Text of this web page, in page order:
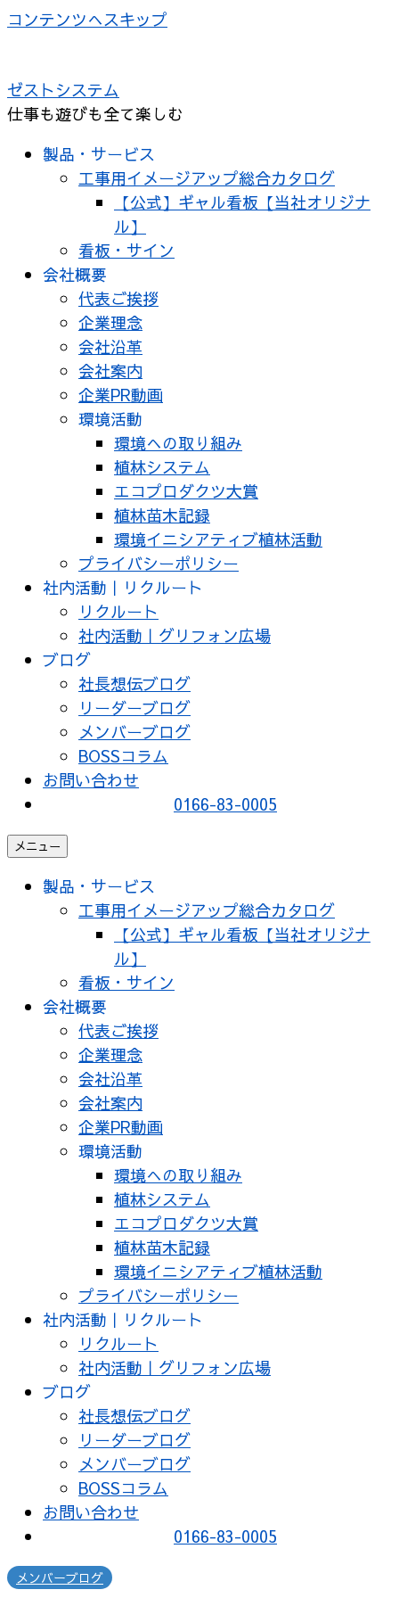
コンテンツへスキップ
ゼストシステム
仕事も遊びも全て楽しむ
製品・サービス
工事用イメージアップ総合カタログ
【公式】ギャル看板【当社オリジナ
ル】
看板・サイン
会社概要
代表ご挨拶
企業理念
会社沿革
会社案内
企業PR動画
環境活動
環境への取り組み
植林システム
エコプロダクツ大賞
植林苗木記録
環境イニシアティブ植林活動
プライバシーポリシー
社内活動｜リクルート
リクルート
社内活動｜グリフォン広場
ブログ
社長想伝ブログ
リーダーブログ
メンバーブログ
BOSSコラム
お問い合わせ
0166-83-0005
メニュー
製品・サービス
工事用イメージアップ総合カタログ
【公式】ギャル看板【当社オリジナ
ル】
看板・サイン
会社概要
代表ご挨拶
企業理念
会社沿革
会社案内
企業PR動画
環境活動
環境への取り組み
植林システム
エコプロダクツ大賞
植林苗木記録
環境イニシアティブ植林活動
プライバシーポリシー
社内活動｜リクルート
リクルート
社内活動｜グリフォン広場
ブログ
社長想伝ブログ
リーダーブログ
メンバーブログ
BOSSコラム
お問い合わせ
0166-83-0005
メンバーブログ